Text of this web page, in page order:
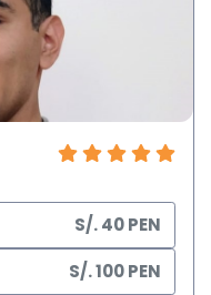
S/. 40 PEN
S/. 100 PEN